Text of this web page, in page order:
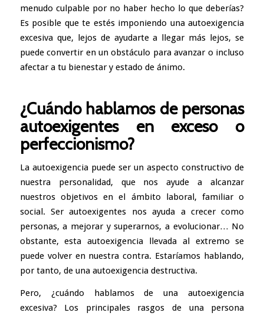
menudo culpable por no haber hecho lo que deberías?
Es posible que te estés imponiendo una autoexigencia
excesiva que, lejos de ayudarte a llegar más lejos, se
puede convertir en un obstáculo para avanzar o incluso
afectar a tu bienestar y estado de ánimo.
¿Cuándo hablamos de personas
autoexigentes en exceso o
perfeccionismo?
La autoexigencia puede ser un aspecto constructivo de
nuestra personalidad, que nos ayude a alcanzar
nuestros objetivos en el ámbito laboral, familiar o
social. Ser autoexigentes nos ayuda a crecer como
personas, a mejorar y superarnos, a evolucionar… No
obstante, esta autoexigencia llevada al extremo se
puede volver en nuestra contra. Estaríamos hablando,
por tanto, de una autoexigencia destructiva.
Pero, ¿cuándo hablamos de una autoexigencia
excesiva? Los principales rasgos de una persona